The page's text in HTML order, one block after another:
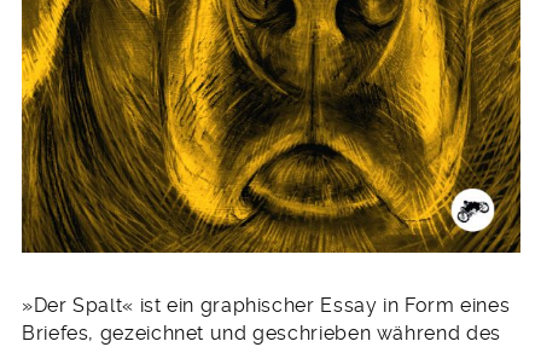
»Der Spalt« ist ein graphischer Essay in Form eines
Briefes, gezeichnet und geschrieben während des